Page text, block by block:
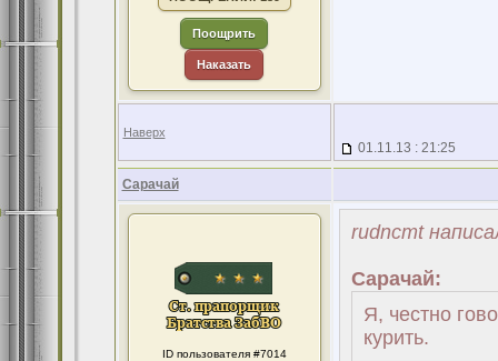
Поощрить
Наказать
Наверх
01.11.13 : 21:25
Сарачай
ID пользователя #7014
rudncmt
Сарачай:
Я, честно
курить.